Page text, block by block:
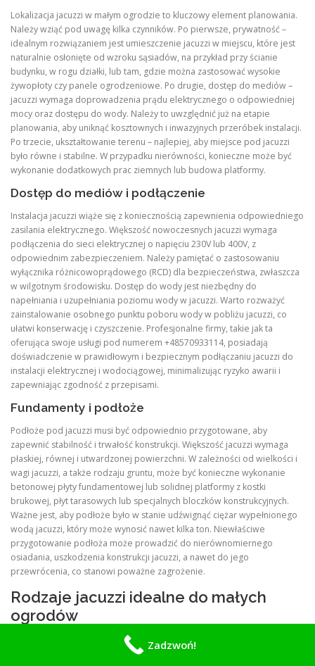
Lokalizacja jacuzzi w małym ogrodzie to kluczowy element planowania.
Należy wziąć pod uwagę kilka czynników. Po pierwsze, prywatność –
idealnym rozwiązaniem jest umieszczenie jacuzzi w miejscu, które jest
naturalnie osłonięte od wzroku sąsiadów, na przykład przy ścianie
budynku, w rogu działki, lub tam, gdzie można zastosować wysokie
żywopłoty czy panele ogrodzeniowe. Po drugie, dostęp do mediów –
jacuzzi wymaga doprowadzenia prądu elektrycznego o odpowiedniej
mocy oraz dostępu do wody. Należy to uwzględnić już na etapie
planowania, aby uniknąć kosztownych i inwazyjnych przeróbek instalacji.
Po trzecie, ukształtowanie terenu – najlepiej, aby miejsce pod jacuzzi
było równe i stabilne. W przypadku nierówności, konieczne może być
wykonanie dodatkowych prac ziemnych lub budowa platformy.
Dostęp do mediów i podłączenie
Instalacja jacuzzi wiąże się z koniecznością zapewnienia odpowiedniego
zasilania elektrycznego. Większość nowoczesnych jacuzzi wymaga
podłączenia do sieci elektrycznej o napięciu 230V lub 400V, z
odpowiednim zabezpieczeniem. Należy pamiętać o zastosowaniu
wyłącznika różnicowoprądowego (RCD) dla bezpieczeństwa, zwłaszcza
w wilgotnym środowisku. Dostęp do wody jest niezbędny do
napełniania i uzupełniania poziomu wody w jacuzzi. Warto rozważyć
zainstalowanie osobnego punktu poboru wody w pobliżu jacuzzi, co
ułatwi konserwację i czyszczenie. Profesjonalne firmy, takie jak ta
oferująca swoje usługi pod numerem +48570933114, posiadają
doświadczenie w prawidłowym i bezpiecznym podłączaniu jacuzzi do
instalacji elektrycznej i wodociągowej, minimalizując ryzyko awarii i
zapewniając zgodność z przepisami.
Fundamenty i podłoże
Podłoże pod jacuzzi musi być odpowiednio przygotowane, aby
zapewnić stabilność i trwałość konstrukcji. Większość jacuzzi wymaga
płaskiej, równej i utwardzonej powierzchni. W zależności od wielkości i
wagi jacuzzi, a także rodzaju gruntu, może być konieczne wykonanie
betonowej płyty fundamentowej lub solidnej platformy z kostki
brukowej, płyt tarasowych lub specjalnych bloczków konstrukcyjnych.
Ważne jest, aby podłoże było w stanie udźwignąć ciężar wypełnionego
wodą jacuzzi, który może wynosić nawet kilka ton. Niewłaściwe
przygotowanie podłoża może prowadzić do nierównomiernego
osiadania, uszkodzenia konstrukcji jacuzzi, a nawet do jego
przewrócenia, co stanowi poważne zagrożenie.
Rodzaje jacuzzi idealne do małych
ogrodów
Rynek oferuje dziś szeroki wybór jacuzzi, które doskonale wpisują się w
ograniczone przestrzenie małych ogrodów. Kluczem jest wybór
Zadzwoń!